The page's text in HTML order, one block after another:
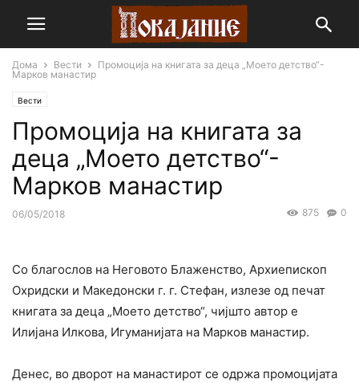
Дома Вести
Промоција на книгата за деца „Моето детство“-
Марков манастир
Вести
Промоција на книгата за
деца „Моето детство“-
Марков манастир
06/05/2018 0
875
Со благослов на Неговото Блаженство, Архиепископ
Охридски и Македонски г. г. Стефан, излезе од печат
книгата за деца „Моето детство“, чијшто автор е
Илијана Илкова, Игуманијата на Марков манастир.
Денес, во дворот на манастирот се одржа промоцијата